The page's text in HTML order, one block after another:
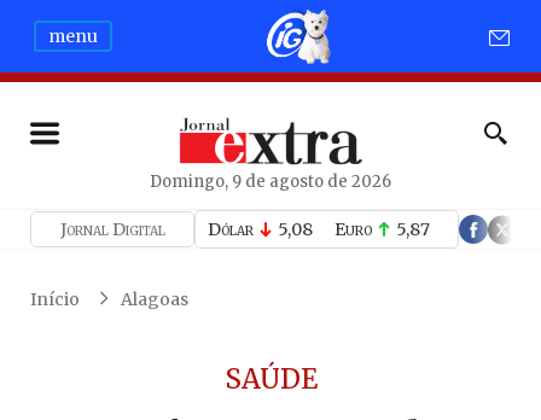
menu
Domingo, 9 de agosto de 2026
Jornal Digital Dólar 5,08 Euro 5,87
Início Alagoas
SAÚDE